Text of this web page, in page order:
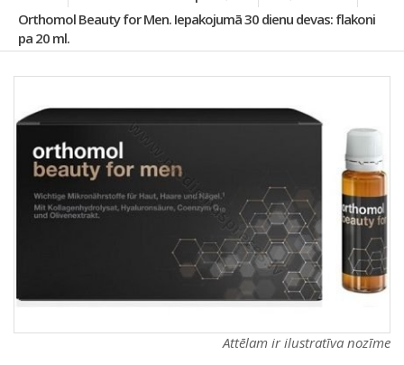
e
n
i
g
a
t
i
o
n
e
n
g
a
t
i
o
n
Orthomol Beauty for Men. Iepakojumā 30 dienu devas: flakoni
pa 20 ml.
Attēlam ir ilustratīva nozīme